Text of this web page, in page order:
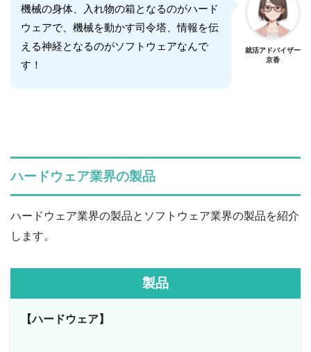
機械の身体、入れ物の箱となるのがハード
ウェアで、機械を動かす司令塔、情報を伝
える神経となるのがソフトウェアなんで
す！
就活アドバイザー
京香
ハードウェア業界の製品
ハードウェア業界の製品とソフトウェア業界の製品を紹介
します。
製品
【ハードウェア】